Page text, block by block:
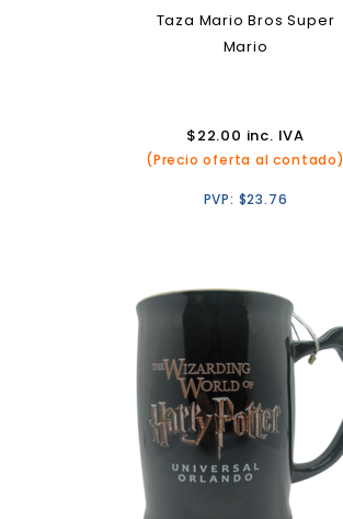
Taza Mario Bros Super
Mario
$22.00 inc. IVA
(Precio oferta al contado)
PVP: $23.76